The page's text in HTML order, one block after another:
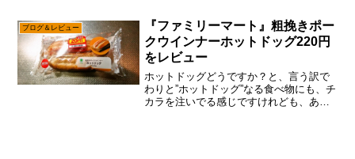
や、本当にDio様の名言じゃないけれど
も、お前は今までに食べた...
ブログ＆レビュー
『ファミリーマート』粗挽きポー
クウインナーホットドッグ220円
をレビュー
ホットドッグどうですか？と、言う訳で
わりと”ホットドッグ”なる食べ物にも、チ
カラを注いでる感じですけれども、あえ